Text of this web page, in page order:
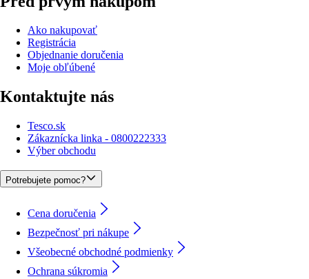
Ako nakupovať
Registrácia
Objednanie doručenia
Moje obľúbené
Kontaktujte nás
Tesco.sk
Zákaznícka linka - 0800222333
Výber obchodu
Potrebujete pomoc?
Cena doručenia
Bezpečnosť pri nákupe
Všeobecné obchodné podmienky
Ochrana súkromia